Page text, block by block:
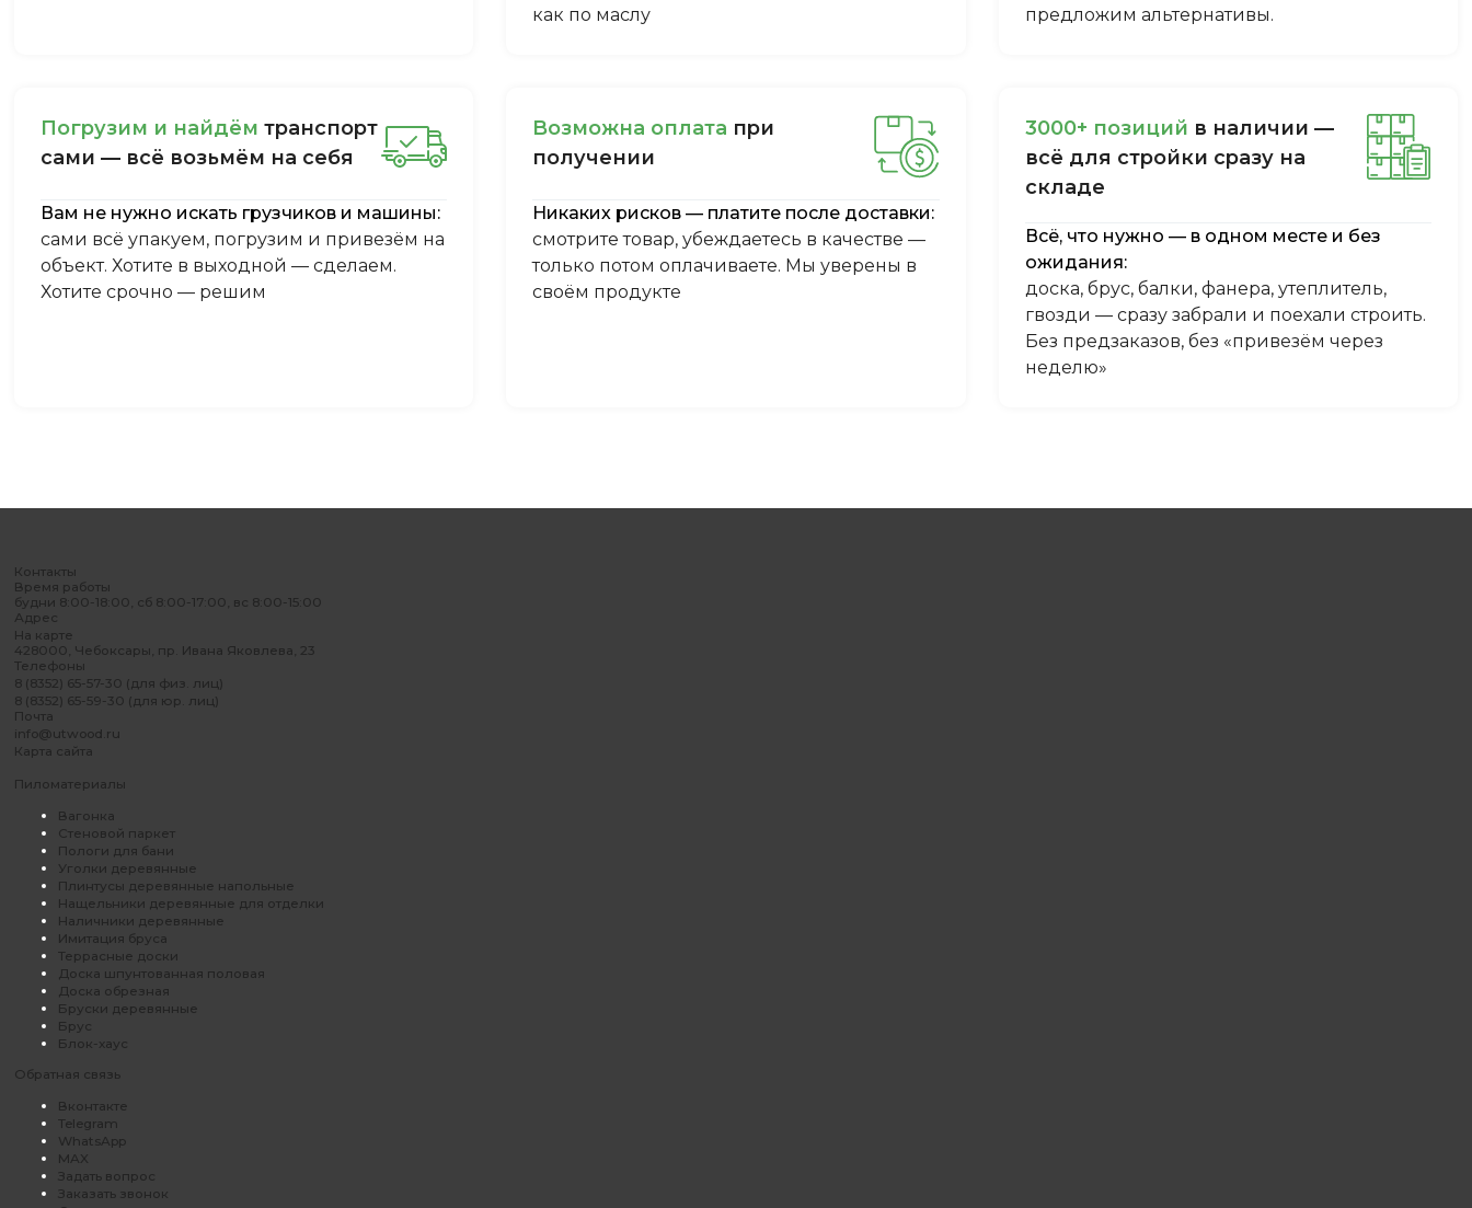
как по маслу
предложим альтернативы.
Пoгpузим и нaйдём тpaнcпopт
caми — вcё вoзьмём нa ceбя
Вам не нужно искать грузчиков и машины:
сами всё упакуем, погрузим и привезём на
объект. Хотите в выходной — сделаем.
Хотите срочно — решим
Boзмoжнa oплaтa пpи
пoлучeнии
Никаких рисков — платите после доставки:
смотрите товар, убеждаетесь в качестве —
только потом оплачиваете. Мы уверены в
своём продукте
3000+ пoзиций в нaличии —
вcё для cтpoйки cpaзу нa
cклaдe
Всё, что нужно — в одном месте и без
ожидания:
доска, брус, балки, фанера, утеплитель,
гвозди — сразу забрали и поехали строить.
Без предзаказов, без «привезём через
неделю»
Контакты
Время работы
будни 8:00-18:00, сб 8:00-17:00, вс 8:00-15:00
Адрес
На карте
428000, Чебоксары, пр. Ивана Яковлева, 23
Телефоны
8 (8352) 65-57-30 (для физ. лиц)
8 (8352) 65-59-30 (для юр. лиц)
Почта
info@utwood.ru
Карта сайта
Пиломатериалы
Вагонка
Стеновой паркет
Пологи для бани
Уголки деревянные
Плинтусы деревянные напольные
Нащельники деревянные для отделки
Наличники деревянные
Имитация бруса
Террасные доски
Доска шпунтованная половая
Доска обрезная
Бруски деревянные
Брус
Блок-хаус
Обратная связь
Вконтакте
Telegram
WhatsApp
MAX
Задать вопрос
Заказать звонок